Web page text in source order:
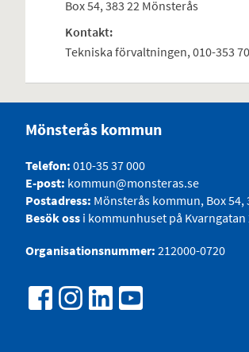
Box 54, 383 22 Mönsterås
Kontakt:
Tekniska förvaltningen, 010-353
Mönsterås kommun
Telefon: 010-35 37 000
E-post: kommun@monsteras.se
Postadress: Mönsterås kommun, Box 54,
Besök oss i kommunhuset på Kvarngatan
Organisationsnummer: 212000-0720